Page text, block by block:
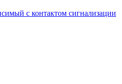
с контактом сигнализации